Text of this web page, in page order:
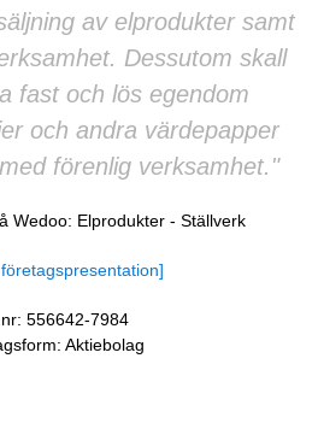
av elprodukter samt
Dessutom skall
fast och lös egendom
och andra värdepapper
förenlig verksamhet."
Wedoo: Elprodukter- Ställverk
556642-7984
Aktiebolag